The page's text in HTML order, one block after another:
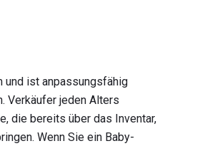
und ist anpassungsfähig
Verkäufer jeden Alters
die bereits über das Inventar,
Wenn Sie ein Baby-